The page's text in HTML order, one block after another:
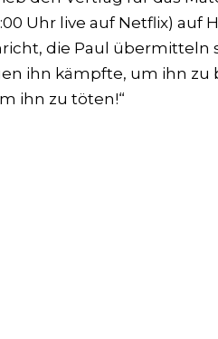
Uhr live auf Netflix) auf
die Paul übermitteln
ihn kämpfte, um ihn zu
ihn zu töten!“